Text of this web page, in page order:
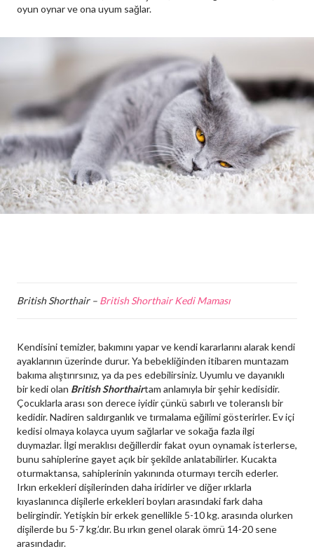
oyun oynar ve ona uyum sağlar.
British Shorthair – British Shorthair Kedi Maması
Kendisini temizler, bakımını yapar ve kendi kararlarını alarak kendi
ayaklarının üzerinde durur. Ya bebekliğinden itibaren muntazam
bakıma alıştırırsınız, ya da pes edebilirsiniz. Uyumlu ve dayanıklı
bir kedi olan British Shorthairtam anlamıyla bir şehir kedisidir.
Çocuklarla arası son derece iyidir çünkü sabırlı ve toleranslı bir
kedidir. Nadiren saldırganlık ve tırmalama eğilimi gösterirler. Ev içi
kedisi olmaya kolayca uyum sağlarlar ve sokağa fazla ilgi
duymazlar. İlgi meraklısı değillerdir fakat oyun oynamak isterlerse,
bunu sahiplerine gayet açık bir şekilde anlatabilirler. Kucakta
oturmaktansa, sahiplerinin yakınında oturmayı tercih ederler.
Irkın erkekleri dişilerinden daha iridirler ve diğer ırklarla
kıyaslanınca dişilerle erkekleri boyları arasındaki fark daha
belirgindir. Yetişkin bir erkek genellikle 5-10 kg. arasında olurken
dişilerde bu 5-7 kg.’dır. Bu ırkın genel olarak ömrü 14-20 sene
arasındadır.